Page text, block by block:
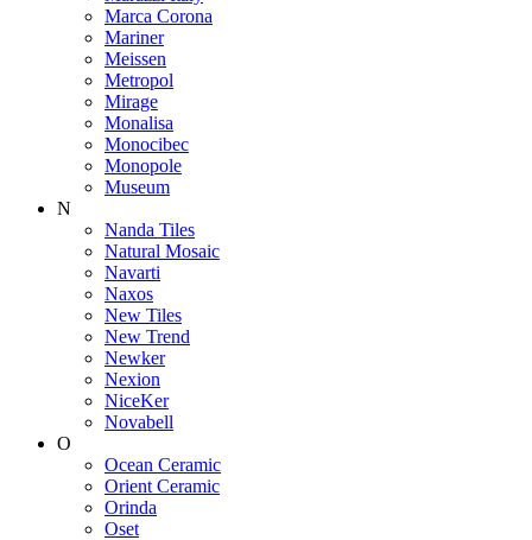
Marca Corona
Mariner
Meissen
Metropol
Mirage
Monalisa
Monocibec
Monopole
Museum
N
Nanda Tiles
Natural Mosaic
Navarti
Naxos
New Tiles
New Trend
Newker
Nexion
NiceKer
Novabell
O
Ocean Ceramic
Orient Ceramic
Orinda
Oset